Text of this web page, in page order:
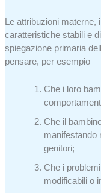
Le attribuzioni materne,
caratteristiche stabili e
spiegazione primaria
pensare, per esempio
Che i loro
Che il
manifestando
genitori;
Che i
modificabili o